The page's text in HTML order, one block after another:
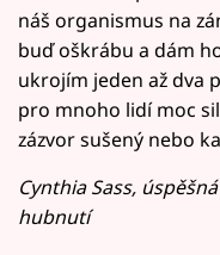
náš organismus na
buď oškrábu a dám
ukrojím jeden až dva
pro mnoho lidí moc
zázvor sušený nebo
Cynthia Sass,
hubnutí